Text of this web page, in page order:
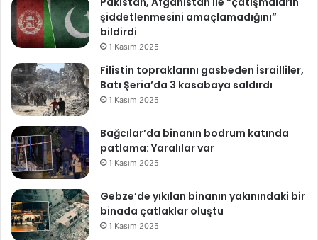
m
a
k
m
ı
E
r
a
t
’
ı
k
i
m
a
şiddetlenmesini amaçlamadığını”
bildirdi
1 Kasım 2025
Filistin topraklarını gasbeden İsrailliler,
Batı Şeria’da 3 kasabaya saldırdı
1 Kasım 2025
Bağcılar’da binanın bodrum katında
patlama: Yaralılar var
1 Kasım 2025
Gebze’de yıkılan binanın yakınındaki bir
binada çatlaklar oluştu
1 Kasım 2025